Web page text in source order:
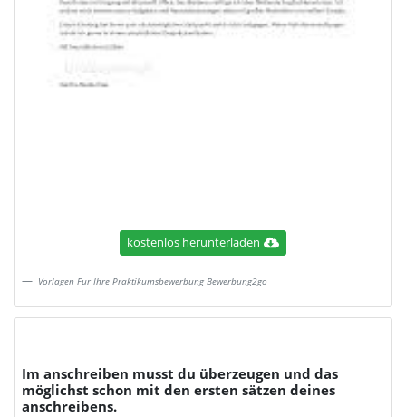
kostenlos herunterladen
Vorlagen Fur Ihre Praktikumsbewerbung Bewerbung2go
Im anschreiben musst du überzeugen und das
möglichst schon mit den ersten sätzen deines
anschreibens.